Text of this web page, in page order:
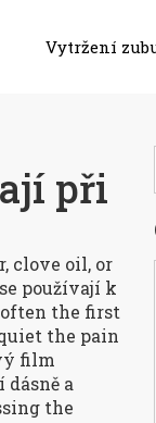
Vytržení
při
clove oil, or
používají k
the first
the pain
film
a
the